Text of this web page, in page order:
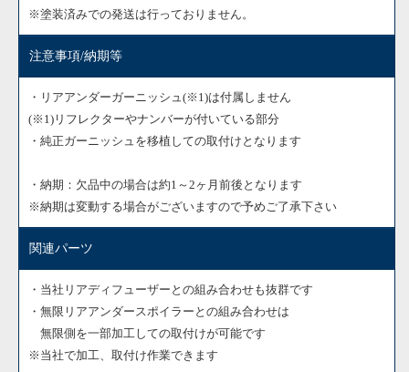
※塗装済みでの発送は行っておりません。
注意事項/納期等
・リアアンダーガーニッシュ(※1)は付属しません
(※1)リフレクターやナンバーが付いている部分
・純正ガーニッシュを移植しての取付けとなります
・納期：欠品中の場合は約1～2ヶ月前後となります
※納期は変動する場合がございますので予めご了承下さい
関連パーツ
・当社リアディフューザーとの組み合わせも抜群です
・無限リアアンダースポイラーとの組み合わせは
無限側を一部加工しての取付けが可能です
※当社で加工、取付け作業できます